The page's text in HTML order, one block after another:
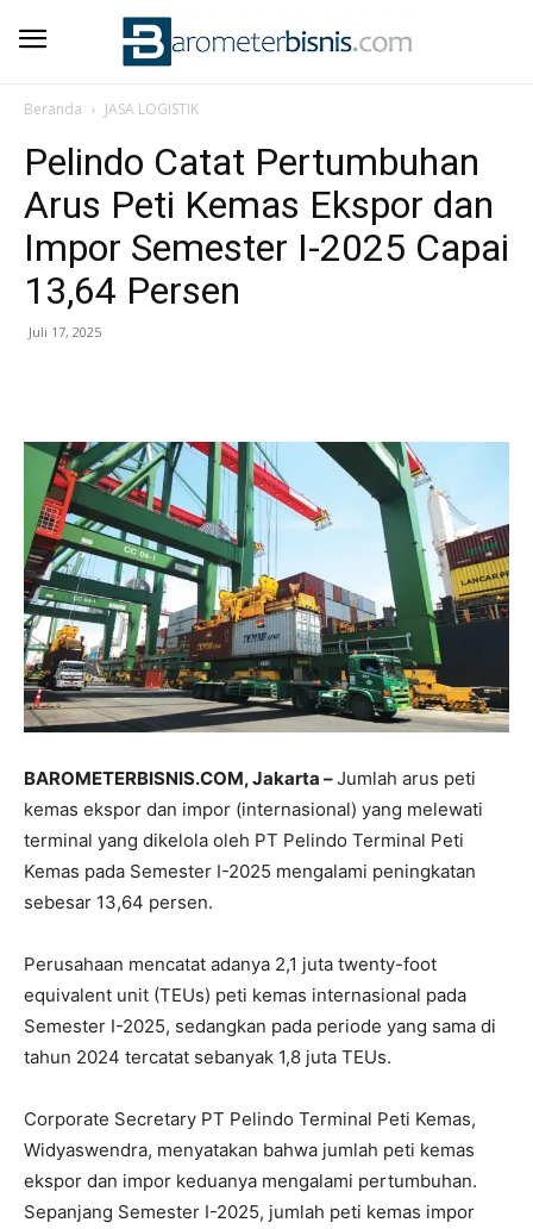
Beranda JASA LOGISTIK
Pelindo Catat Pertumbuhan
Arus Peti Kemas Ekspor dan
Impor Semester I-2025 Capai
13,64 Persen
Juli 17, 2025
BAROMETERBISNIS.COM, Jakarta –Jumlah arus peti
kemas ekspor dan impor (internasional) yang melewati
terminal yang dikelola oleh PT Pelindo Terminal Peti
Kemas pada Semester I-2025 mengalami peningkatan
sebesar 13,64 persen.
Perusahaan mencatat adanya 2,1 juta twenty-foot
equivalent unit (TEUs) peti kemas internasional pada
Semester I-2025, sedangkan pada periode yang sama di
tahun 2024 tercatat sebanyak 1,8 juta TEUs.
Corporate Secretary PT Pelindo Terminal Peti Kemas,
Widyaswendra, menyatakan bahwa jumlah peti kemas
ekspor dan impor keduanya mengalami pertumbuhan.
Sepanjang Semester I-2025, jumlah peti kemas impor